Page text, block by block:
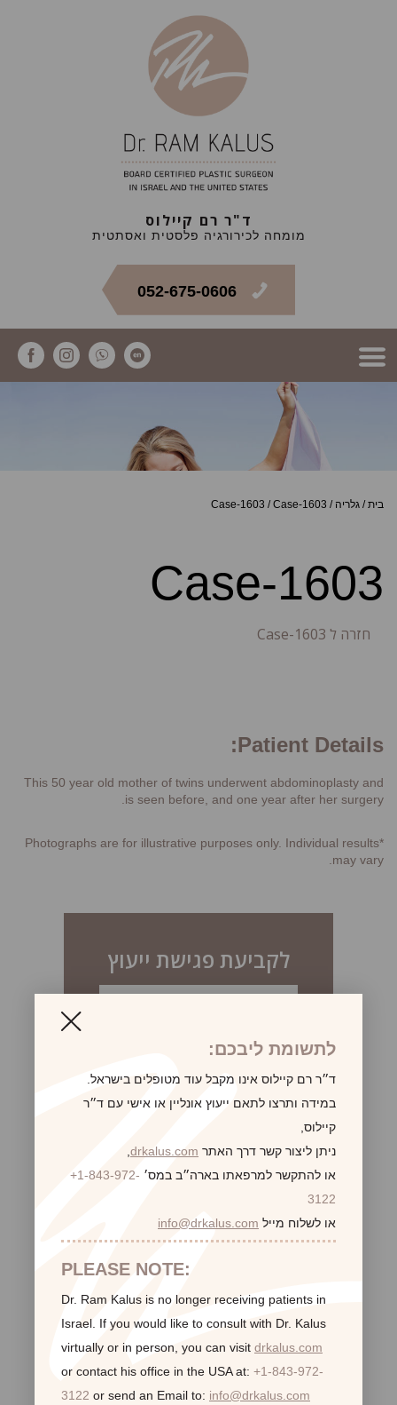
ד"ר רם קיילוס
מומחה לכירורגיה פלסטית ואסתטית
052-675-0606
בית/ גלריה /
Case-1603 /Case-1603
Case-1603
חזרה ל Case-1603
Patient Details:
This 50 year old mother of twins underwent abdominoplasty and
is seen before, and one year after her surgery.
*Photographs are for illustrative purposes only. Individual results
may vary.
לקביעת פגישת ייעוץ
לקוחות ממליצות:
לתשומת ליבכם:
ד״ר רם קיילוס אינו מקבל עוד מטופלים בישראל.
במידה ותרצו לתאם ייעוץ אונליין או אישי עם ד״ר
קיילוס,
ניתן ליצור קשר דרך האתר drkalus.com
או להתקשר למרפאתו בארה״ב במס׳ +1-843-972-
3122
או לשלוח מייל info@drkalus.com
PLEASE NOTE:
Dr. Ram Kalus is no longer receiving patients in
Israel. If you would like to consult with Dr. Kalus
virtually or in person, you can visit drkalus.com
or contact his office in the USA at: +1-843-972-
3122 or send an Email to: info@drkalus.com